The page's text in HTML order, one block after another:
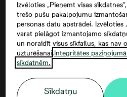
Google maps
Izvēloties „Pieņemt visas
trešo pušu pakalpojumu
personas datu apstrādei. Izvēloties
varat pielāgot izmantojamo
un noraidīt visus sīkfailus, kas nav
uzturēšanai.Integritātes
sīkdatnēm.
Sīkdatņu